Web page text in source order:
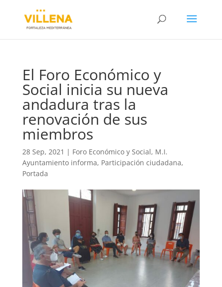
El Foro Económico y
Social inicia su nueva
andadura tras la
renovación de sus
miembros
28 Sep, 2021 | Foro Económico y Social, M.I.
Ayuntamiento informa, Participación ciudadana,
Portada